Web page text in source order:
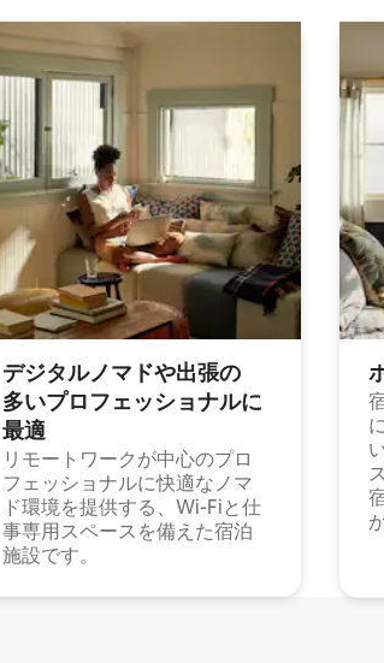
デジタルノマドや出⁠張⁠の
多⁠いプ⁠ロ⁠フ⁠ェ⁠ッ⁠シ⁠ョ⁠ナ⁠ル⁠に
最⁠適
リモートワークが中心のプロ
フェッショナルに快適なノマ
ド環境を提供する、Wi-Fiと仕
事専用スペースを備えた宿泊
施設です。